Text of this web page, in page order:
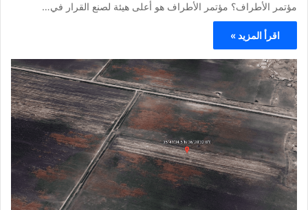
مؤتمر الأطراف؟ مؤتمر الأطراف هو أعلى هيئة لصنع القرار في…
اقرأ المزيد »